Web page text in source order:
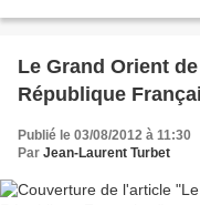
Le Grand Orient
République
Publié le 03/08/2012 à 11:30
Par Jean-Laurent Turbet